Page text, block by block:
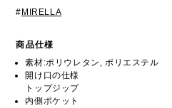
# MIRELLA
商品仕様
素材:ポリウレタン, ポリエステル
開け口の仕様
トップジップ
内側ポケット